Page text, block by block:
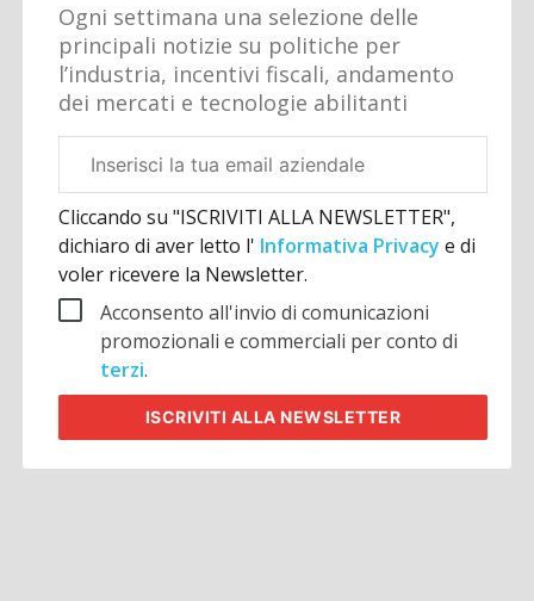
Ogni settimana una selezione delle
principali notizie su politiche per
l’industria, incentivi fiscali, andamento
dei mercati e tecnologie abilitanti
aziendale
Cliccando su "ISCRIVITI ALLA NEWSLETTER",
dichiaro di aver letto l' Informativa Privacye di
voler ricevere la Newsletter.
Acconsento all'invio di comunicazioni
promozionali e commerciali per conto di
terzi.
ISCRIVITI ALLA NEWSLETTER